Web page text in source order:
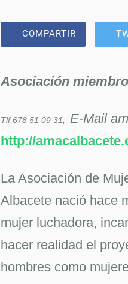
COMPARTIR
Asociación
Tlf.678 51 09 31; E-Mail
http://
La Asociación de
Albacete nació hace
mujer luchadora,
hacer realidad el
hombres como